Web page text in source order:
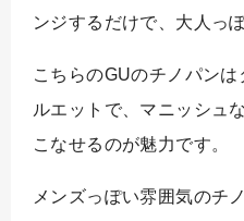
ンジするだけで、大人っ
こちらのGUのチノパン
ルエットで、マニッシュ
こなせるのが魅力です。
メンズっぽい雰囲気のチ